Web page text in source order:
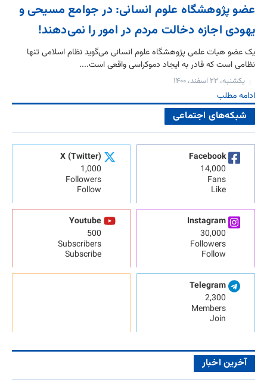
عضو پژوهشگاه علوم انسانی: در جوامع مسیحی و
یهودی اجازه دخالت مردم در امور را نمی‌دهند!
یک عضو هیات علمی پژوهشگاه علوم انسانی می‌گوید نظام اسلامی تنها
نظامی است که قادر به ایجاد دموکراسی واقعی است....
یکشنبه، ۲۲ اسفند، ۱۴۰۰
ادامه مطلب
شبکه‌های اجتماعی
Facebook
14,000
Fans
Like
X (Twitter)
1,000
Followers
Follow
Instagram
30,000
Followers
Follow
Youtube
500
Subscribers
Subscribe
Telegram
2,300
Members
Join
آخرین اخبار